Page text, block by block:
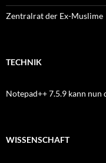
Zentralrat der Ex-Muslime
TECHNIK
Notepad++ 7.5.9 kann nun
WISSENSCHAFT